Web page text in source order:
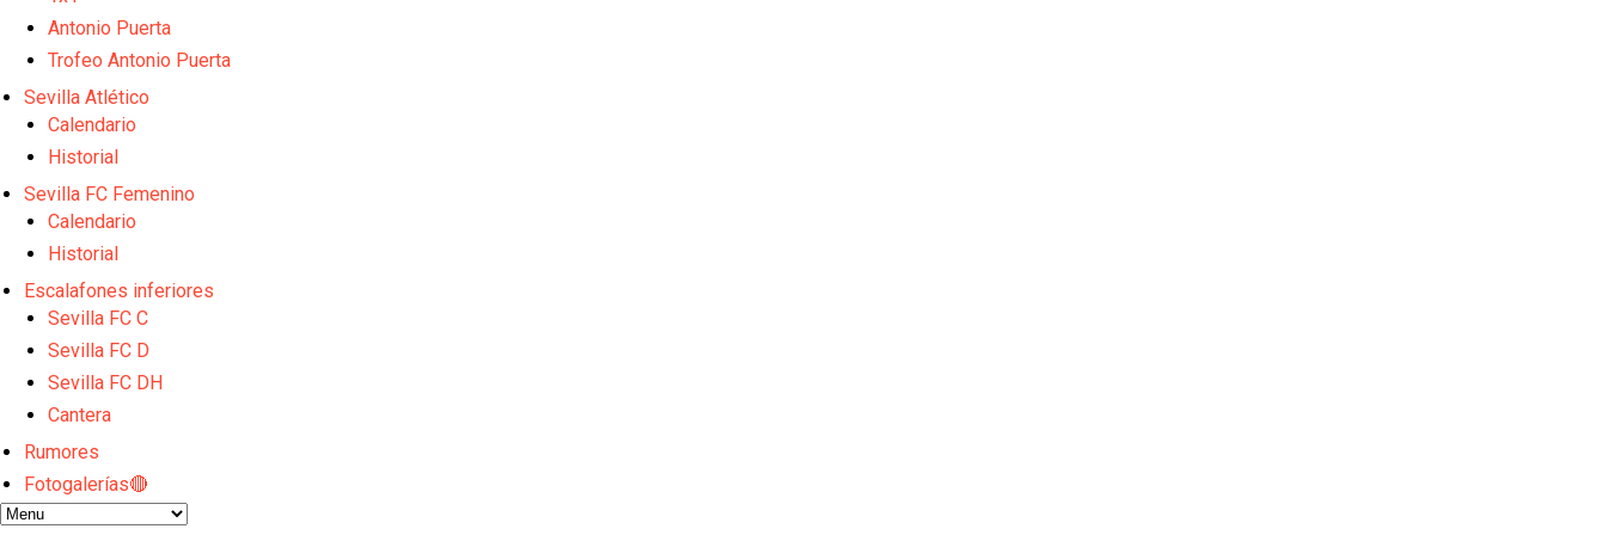
El Sevilla FC empieza a inscribir a los nuevos fichajes
Opinión | "Carta abierta a Alberto Flores" por Rafa García
El Sevilla oficializa el traspaso de Sow
Diomande ya es madridista mientras Rodri agita el mercado
Antonio Puerta
Trofeo Antonio Puerta
Sevilla Atlético
Calendario
Historial
Sevilla FC Femenino
Calendario
Historial
Escalafones inferiores
Sevilla FC C
Sevilla FC D
Sevilla FC DH
Cantera
Rumores
Fotogalerías🔴